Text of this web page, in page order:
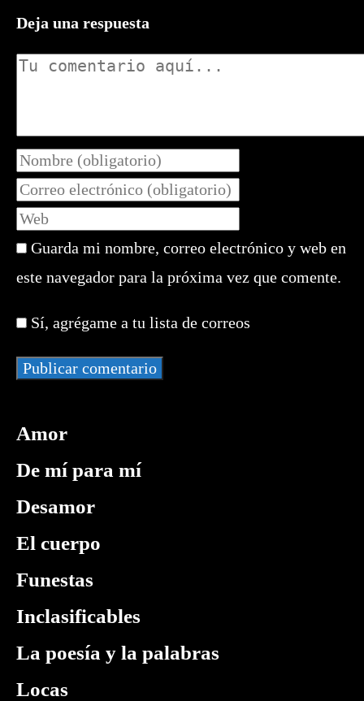
Deja una respuesta
Comentario
Introduce
tu
nombre
o
de
usuario
comentar
Introduce
tu
dirección
de
electrónico
comentar
Introduce
la
URL
de
web
(opcional)
Guarda mi nombre, correo electrónico y web en
este navegador para la próxima vez que comente.
Sí, agrégame a tu lista de correos
Amor
De mí para mí
Desamor
El cuerpo
Funestas
Inclasificables
La poesía y la palabras
Locas